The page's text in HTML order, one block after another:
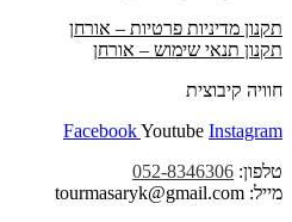
תקנון מדיניות פרטיות – אורחן
תקנון תנאי שימוש – אורחן
חוויה קיבוצית
FacebookYoutube Instagram
טלפון: 052-8346306
מייל: tourmasaryk@gmail.com